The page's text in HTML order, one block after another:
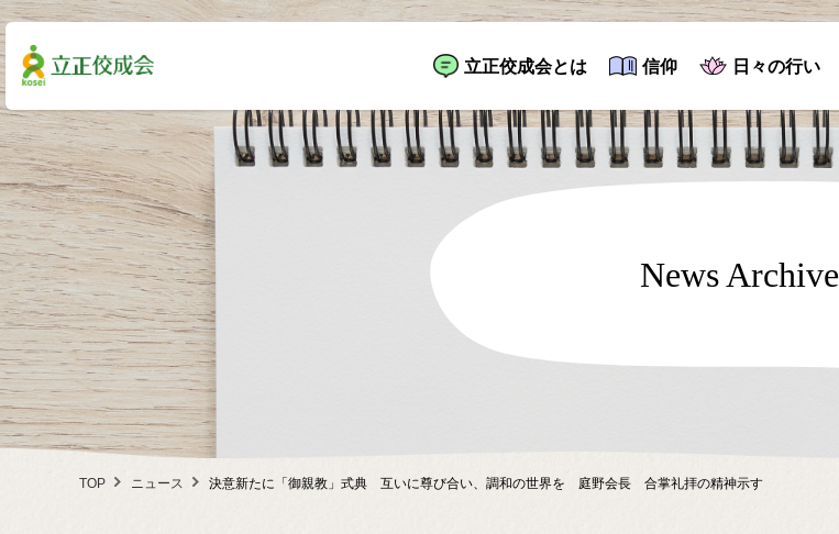
立正佼成会とは 信仰 日々の行い
News Archive
TOP ニュース 決意新たに「御親教」式典 互いに尊び合い、調和の世界を 庭野会長 合掌礼拝の精神示す